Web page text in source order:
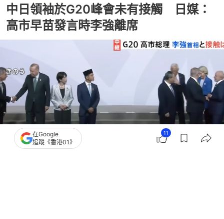
中日領袖於G20峰會未有接觸 日媒：
高市早苗發言時李強離席
在Google
追蹤《香港01》
11